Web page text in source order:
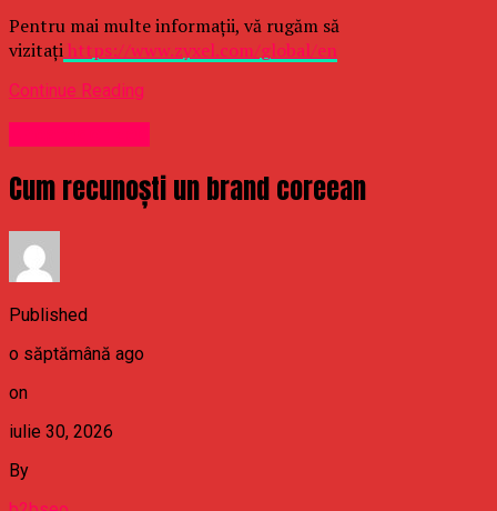
Pentru mai multe informații, vă rugăm să
vizitațihttps://www.zyxel.com/global/en
Continue Reading
Cum recunoști un brand coreean
Published
o săptămână ago
on
iulie 30, 2026
By